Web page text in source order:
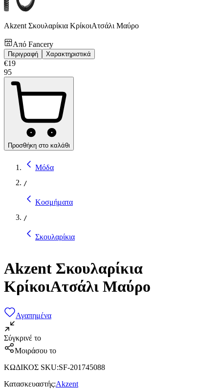
Akzent Σκουλαρίκια ΚρίκοιΑτσάλι Μαύρο
Από Fancery
Περιγραφή Χαρακτηριστικά
€19
95
Προσθήκη στο καλάθι
Μόδα
/
Κοσμήματα
/
Σκουλαρίκια
Akzent Σκουλαρίκια
ΚρίκοιΑτσάλι Μαύρο
Αγαπημένα
Σύγκρινέ το
Μοιράσου το
ΚΩΔΙΚΟΣ SKU:SF-201745088
Κατασκευαστής:Akzent